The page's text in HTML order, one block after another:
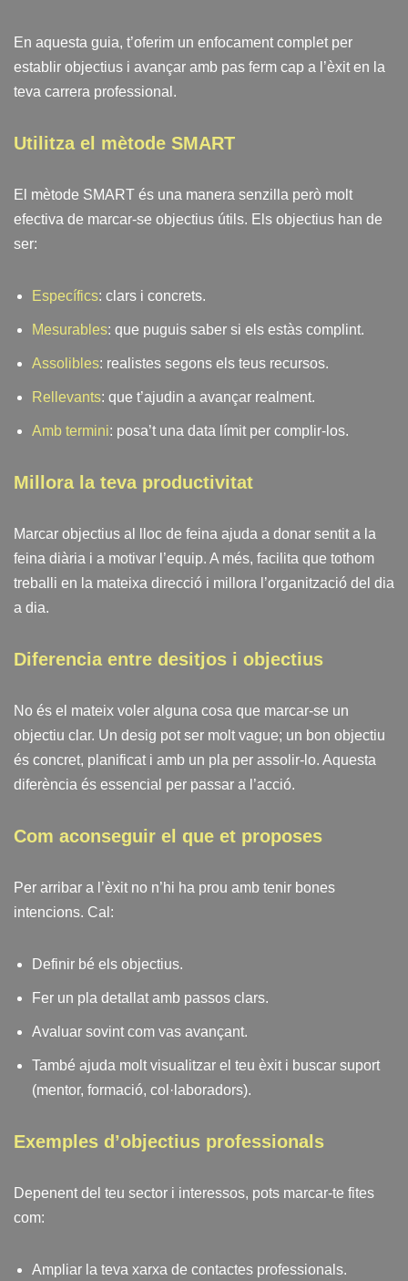
x
En aquesta guia, t’oferim un enfocament complet per
establir objectius i avançar amb pas ferm cap a l’èxit en la
teva carrera professional.
Utilitza el mètode SMART
El mètode SMART és una manera senzilla però molt
efectiva de marcar-se objectius útils. Els objectius han de
ser:
Específics: clars i concrets.
Mesurables: que puguis saber si els estàs complint.
Assolibles: realistes segons els teus recursos.
Rellevants: que t’ajudin a avançar realment.
Amb termini: posa’t una data límit per complir-los.
Millora la teva productivitat
Marcar objectius al lloc de feina ajuda a donar sentit a la
feina diària i a motivar l’equip. A més, facilita que tothom
treballi en la mateixa direcció i millora l’organització del dia
a dia.
Diferencia entre desitjos i objectius
No és el mateix voler alguna cosa que marcar-se un
objectiu clar. Un desig pot ser molt vague; un bon objectiu
és concret, planificat i amb un pla per assolir-lo. Aquesta
diferència és essencial per passar a l’acció.
Com aconseguir el que et proposes
Per arribar a l’èxit no n’hi ha prou amb tenir bones
intencions. Cal:
Definir bé els objectius.
Fer un pla detallat amb passos clars.
Avaluar sovint com vas avançant.
També ajuda molt visualitzar el teu èxit i buscar suport
(mentor, formació, col·laboradors).
Exemples d’objectius professionals
Depenent del teu sector i interessos, pots marcar-te fites
com:
Ampliar la teva xarxa de contactes professionals.